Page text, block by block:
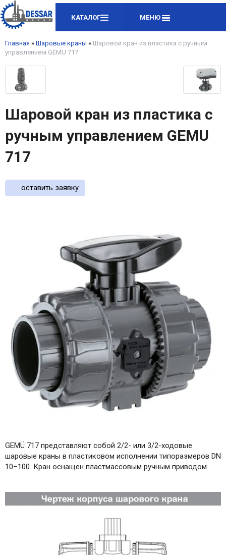
КАТАЛОГ МЕНЮ
Главная » Шаровые краны » Шаровой кран из пластика с ручным
управлением GEMU 717
Шаровой кран из пластика с
ручным управлением GEMU
717
оставить заявку
GEMÜ 717 представляют собой 2/2- или 3/2-ходовые
шаровые краны в пластиковом исполнении типоразмеров DN
10–100. Кран оснащен пластмассовым ручным приводом.